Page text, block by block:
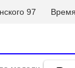
97